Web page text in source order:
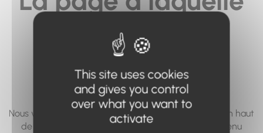
vous cherchez à
accéder n'existe
pas... ou plus.
Nous vous invitons à utiliser le moteur de recherche en haut
de page, ou à utiliser le menu pour trouver le contenu
This site uses cookies
and gives you control
over what you want to
activate